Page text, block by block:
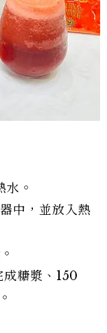
。
中，並放入熱
糖漿、150